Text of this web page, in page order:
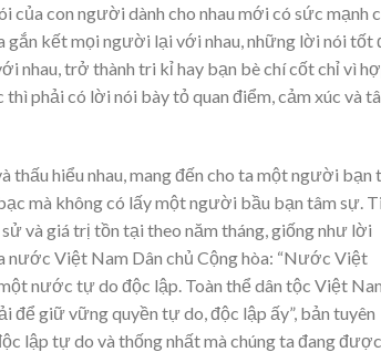
của con người dành cho nhau mới có sức mạnh
kết mọi người lại với nhau, những lời nói tốt
nhau, trở thành tri kỉ hay bạn bè chí cốt chỉ vì
phải có lời nói bày tỏ quan điểm, cảm xúc và
thấu hiểu nhau, mang đến cho ta một người bạn
mà không có lấy một người bầu bạn tâm sự.
và giá trị tồn tại theo năm tháng, giống như lời
nước Việt Nam Dân chủ Cộng hòa: “Nước Việt
nước tự do độc lập. Toàn thể dân tộc Việt
để giữ vững quyền tự do, độc lập ấy”, bản tuyên
lập tự do và thống nhất mà chúng ta đang được